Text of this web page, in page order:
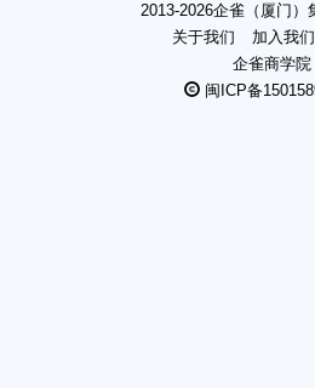
2013-2026企雀（厦门）
关于我们
加入我们
企雀商学院
闽ICP备